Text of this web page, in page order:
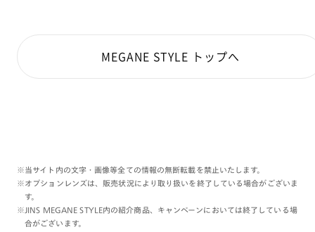
MEGANE STYLE トップへ
※当サイト内の文字・画像等全ての情報の無断転載を禁止いたします。
※オプションレンズは、販売状況により取り扱いを終了している場合がございま
す。
※JINS MEGANE STYLE内の紹介商品、キャンペーンにおいては終了している場
合がございます。